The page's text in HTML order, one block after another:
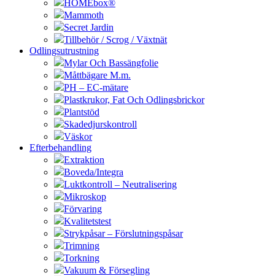
HOMEbox®
Mammoth
Secret Jardin
Tillbehör / Scrog / Växtnät
Odlingsutrustning
Mylar Och Bassängfolie
Måttbägare M.m.
PH – EC-mätare
Plastkrukor, Fat Och Odlingsbrickor
Plantstöd
Skadedjurskontroll
Väskor
Efterbehandling
Extraktion
Boveda/Integra
Luktkontroll – Neutralisering
Mikroskop
Förvaring
Kvalitetstest
Strykpåsar – Förslutningspåsar
Trimning
Torkning
Vakuum & Försegling